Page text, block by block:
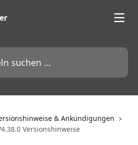
…
& Ankündigungen
Versionshinweise